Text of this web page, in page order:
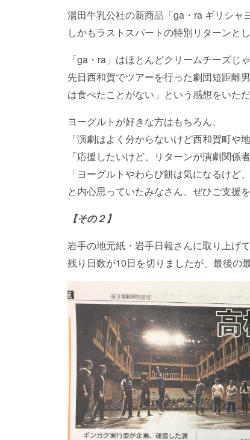
湯田牛乳公社の新商品「ga・ra ギリシャ
しかもラストスパートの特別リターンと
「ga・ra」はほとんどクリームチーズじ
先日西和賀でツアーを行った劇団短距離
は食べたことがない」という感想をいただ
ヨーグルトが好きな方はもちろん、
「演劇はよく分からないけど西和賀町や
「応援したいけど、リターンが演劇関係
「ヨーグルトやわらび餅は気になるけど
と内心思っていたみなさん、ぜひご支援
【その２】
岩手の地元紙・岩手日報さんに取り上げ
残り日数が10日を切りましたが、最後の